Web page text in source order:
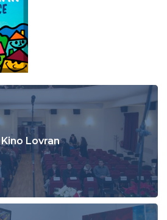
Kino Lovran